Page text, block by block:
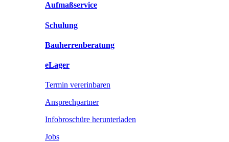
Aufmaßservice
Schulung
Bauherrenberatung
eLager
Termin vererinbaren
Ansprechpartner
Infobroschüre herunterladen
Jobs